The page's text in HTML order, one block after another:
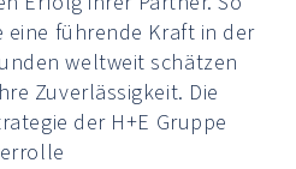
eine führende Kraft in der
weltweit schätzen
Zuverlässigkeit. Die
der H+E Gruppe